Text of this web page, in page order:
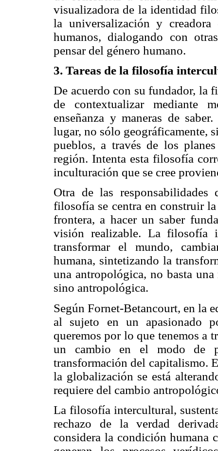
visualizadora de la identidad
la universalización y
humanos, dialogando con
pensar del género humano.
3. Tareas de la filosofía
De acuerdo con su fundador, la
de contextualizar mediante
enseñanza y maneras de
lugar, no sólo geográficamente,
pueblos, a través de los
región. Intenta esta filosofía
inculturación que se cree
Otra de las
filosofía se centra en construir
frontera, a hacer un saber
visión realizable. La filosofía
transformar el mundo,
humana, sintetizando la
una antropológica, no basta
sino antropológica.
Según Fornet-Betancourt, en la
al sujeto en un apasionado
queremos por lo que tenemos a
un cambio en el modo de
transformación del capitalismo.
la globalización se está
requiere del cambio
La filosofía intercultural,
rechazo de la verdad
considera la condición humana